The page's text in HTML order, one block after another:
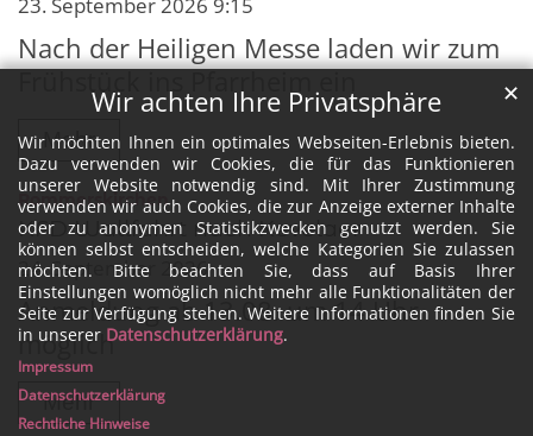
Wir achten Ihre Privatsphäre
Wir möchten Ihnen ein optimales Webseiten-Erlebnis bieten.
Dazu verwenden wir Cookies, die für das Funktionieren
unserer Website notwendig sind. Mit Ihrer Zustimmung
verwenden wir auch Cookies, die zur Anzeige externer Inhalte
oder zu anonymen Statistikzwecken genutzt werden. Sie
können selbst entscheiden, welche Kategorien Sie zulassen
möchten. Bitte beachten Sie, dass auf Basis Ihrer
Einstellungen womöglich nicht mehr alle Funktionalitäten der
Seite zur Verfügung stehen. Weitere Informationen finden Sie
in unserer Datenschutzerklärung.
✕
Impressum
Datenschutzerklärung
Rechtliche Hinweise
23. September 2026 9:15
Nach der Heiligen Messe laden wir zum
Mehr
Rommerskirchen:
KFD Wallfahrt nach Kevelaer
24. September 2026
Anmeldung ab 13.08. um 14 Uhr
möglich
Mehr